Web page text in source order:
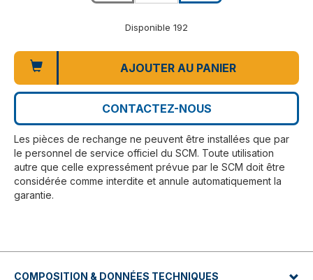
Disponible 192
AJOUTER AU PANIER
CONTACTEZ-NOUS
Les pièces de rechange ne peuvent être installées que par
le personnel de service officiel du SCM. Toute utilisation
autre que celle expressément prévue par le SCM doit être
considérée comme interdite et annule automatiquement la
garantie.
COMPOSITION & DONNÉES TECHNIQUES